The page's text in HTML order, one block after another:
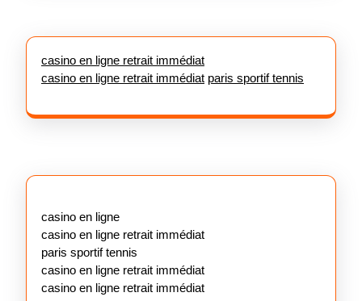
casino en ligne retrait immédiat
casino en ligne retrait immédiat paris sportif tennis
casino en ligne
casino en ligne retrait immédiat
paris sportif tennis
casino en ligne retrait immédiat
casino en ligne retrait immédiat